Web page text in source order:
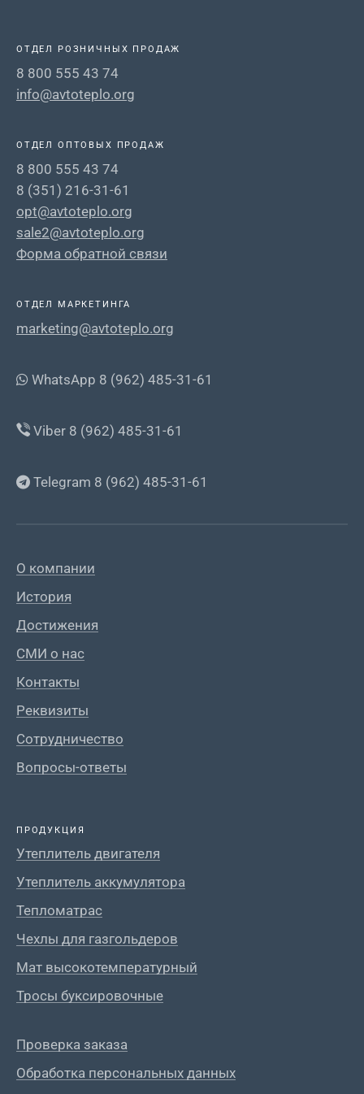
ОТДЕЛ РОЗНИЧНЫХ ПРОДАЖ
8 800 555 43 74
info@avtoteplo.org
ОТДЕЛ ОПТОВЫХ ПРОДАЖ
8 800 555 43 74
8 (351) 216-31-61
opt@avtoteplo.org
sale2@avtoteplo.org
Форма обратной связи
ОТДЕЛ МАРКЕТИНГА
marketing@avtoteplo.org
WhatsApp 8 (962) 485-31-61
Viber 8 (962) 485-31-61
Telegram 8 (962) 485-31-61
О компании
История
Достижения
СМИ о нас
Контакты
Реквизиты
Сотрудничество
Вопросы-ответы
ПРОДУКЦИЯ
Утеплитель двигателя
Утеплитель аккумулятора
Тепломатрас
Чехлы для газгольдеров
Мат высокотемпературный
Тросы буксировочные
Проверка заказа
Обработка персональных данных